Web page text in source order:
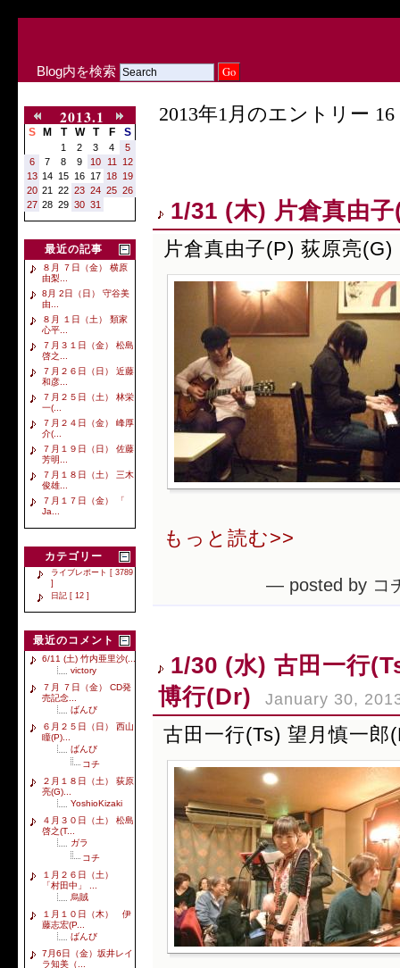
Blog内を検索
2013.1
S M T W T F S
1 2 3 4
5
6
7 8 9 10 11
12
13 14 15 16 17 18 19
20 21 22 23 24 25 26
27 28 29 30 31
最近の記事
８月 ７日（金） 横原
由梨...
8月 2日（日） 守谷美
由...
８月 １日（土） 類家
心平...
７月３１日（金） 松島
啓之...
７月２６日（日） 近藤
和彦...
７月２５日（土） 林栄
一(...
７月２４日（金） 峰厚
介(...
７月１９日（日） 佐藤
芳明...
７月１８日（土） 三木
俊雄...
７月１７日（金） 「
Ja...
カテゴリー
ライブレポート [ 3789
]
日記 [ 12 ]
最近のコメント
6/11 (土) 竹内亜里沙(...
victory
７月 ７日（金） CD発
売記念...
ばんび
６月２５日（日） 西山
瞳(P)...
ばんび
コチ
２月１８日（土） 荻原
亮(G)...
YoshioKizaki
４月３０日（土） 松島
啓之(T...
ガラ
コチ
１月２６日（土）
「村田中」 ...
烏賊
１月１０日（木） 伊
藤志宏(P...
ばんび
7月6日（金）坂井レイ
ラ知美（...
2013年1月のエントリー
1/31 (木) 片倉真由
片倉真由子(P) 荻原亮(G)
もっと読む>>
— posted by コ
1/30 (水) 古田一行
博行(Dr)
January 30,
古田一行(Ts) 望月慎一